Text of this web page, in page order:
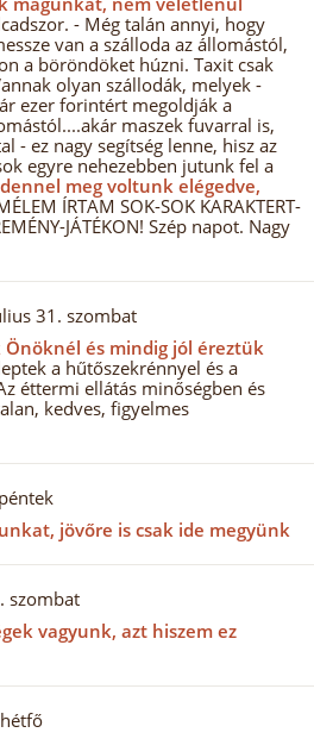
- Még talán annyi, hogy
van a szálloda az állomástól,
a böröndöket húzni. Taxit csak
olyan szállodák, melyek -
ezer forintért megoldják a
maszek fuvarral is,
- ez nagy segítség lenne, hisz az
egyre nehezebben jutunk fel a
meg voltunk elégedve,
ÍRTAM SOK-SOK KARAKTERT-
JÁTÉKON! Szép napot. Nagy
31. szombat
és mindig jól éreztük
a hűtőszekrénnyel és a
éttermi ellátás minőségben és
kedves, figyelmes
jövőre is csak ide megyünk
szombat
vagyunk, azt hiszem ez